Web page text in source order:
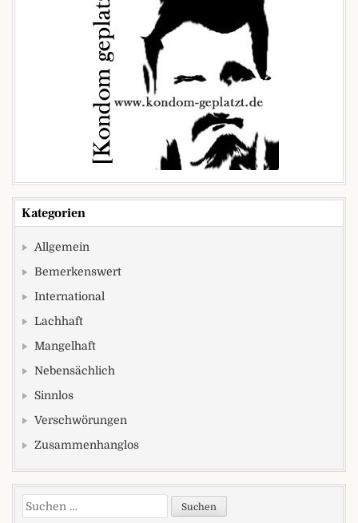
Kategorien
Allgemein
Bemerkenswert
International
Lachhaft
Mangelhaft
Nebensächlich
Sinnlos
Verschwörungen
Zusammenhanglos
Suchen nach: